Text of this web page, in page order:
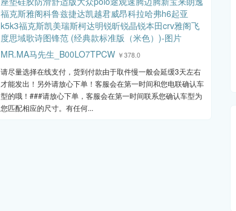
MR.MA马先生_B00LO7TPCW ￥378.0
请尽量选择在线支付，货到付款由于取件慢一般会延缓3天左右
才能发出！另外请放心下单！客服会在第一时间和您电联确认车
型的哦！###请放心下单，客服会在第一时间联系您确认车型为
您匹配相应的尺寸。有任何...